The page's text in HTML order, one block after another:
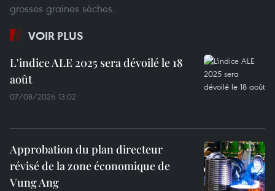
grosses graines sèches.
VOIR PLUS
L'indice ALE 2025 sera dévoilé le 18
août
07/08/2026 13:02
Approbation du plan directeur
révisé de la zone économique de
Vung Ang